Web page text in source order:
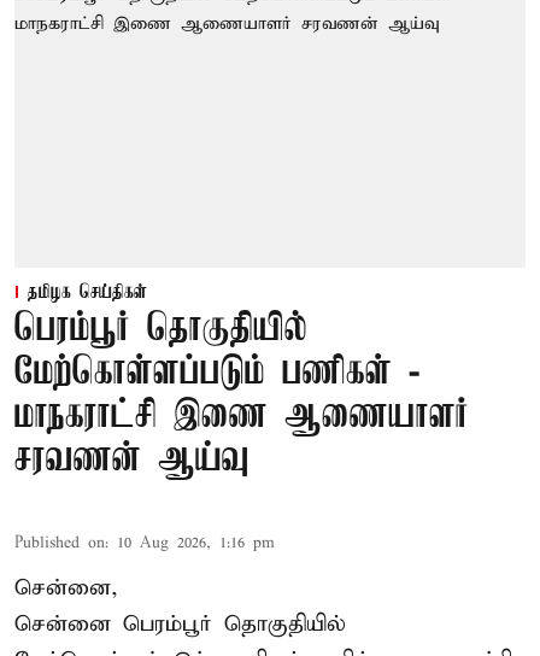
தமிழக செய்திகள்
பெரம்பூர் தொகுதியில்
மேற்கொள்ளப்படும் பணிகள் -
மாநகராட்சி இணை ஆணையாளர்
சரவணன் ஆய்வு
Published on: 10 Aug 2026, 1:16 pm
சென்னை,
சென்னை பெரம்பூர் தொகுதியில்